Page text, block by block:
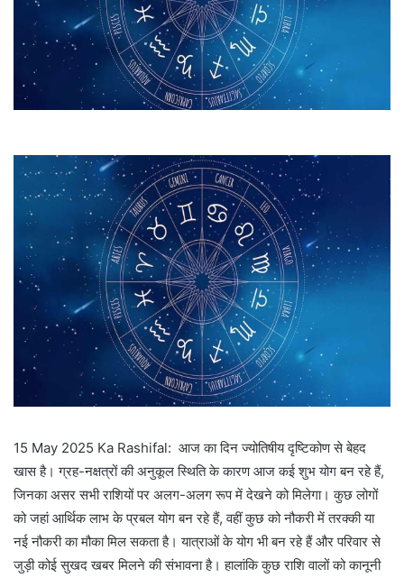
15 May 2025 Ka Rashifal: आज का दिन ज्योतिषीय दृष्टिकोण से बेहद
खास है। ग्रह-नक्षत्रों की अनुकूल स्थिति के कारण आज कई शुभ योग बन रहे हैं,
जिनका असर सभी राशियों पर अलग-अलग रूप में देखने को मिलेगा। कुछ लोगों
को जहां आर्थिक लाभ के प्रबल योग बन रहे हैं, वहीं कुछ को नौकरी में तरक्की या
नई नौकरी का मौका मिल सकता है। यात्राओं के योग भी बन रहे हैं और परिवार से
जुड़ी कोई सुखद खबर मिलने की संभावना है। हालांकि कुछ राशि वालों को कानूनी